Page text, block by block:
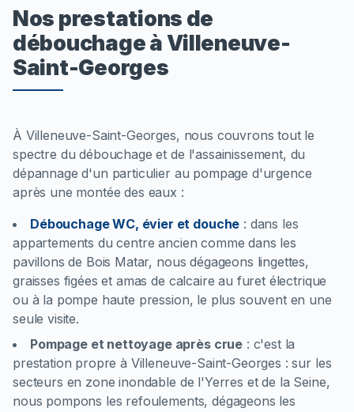
Nos prestations de
débouchage à Villeneuve-
Saint-Georges
À Villeneuve-Saint-Georges, nous couvrons tout le
spectre du débouchage et de l'assainissement, du
dépannage d'un particulier au pompage d'urgence
après une montée des eaux :
Débouchage WC, évier et douche : dans les
appartements du centre ancien comme dans les
pavillons de Bois Matar, nous dégageons lingettes,
graisses figées et amas de calcaire au furet électrique
ou à la pompe haute pression, le plus souvent en une
seule visite.
Pompage et nettoyage après crue : c'est la
prestation propre à Villeneuve-Saint-Georges : sur les
secteurs en zone inondable de l'Yerres et de la Seine,
nous pompons les refoulements, dégageons les